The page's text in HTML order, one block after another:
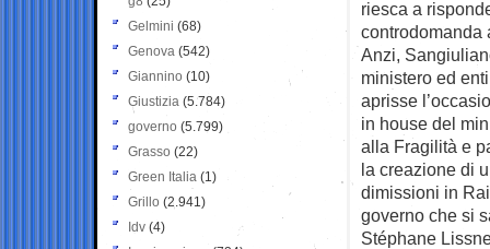
riesca a
controdomanda
Anzi,
ministero ed
aprisse
in house del
alla Fragilità e
la creazione di
dimissioni in
governo che si
Stéphane
Gelmini (68)
Genova (542)
Giannino (10)
Giustizia (5.784)
governo (5.799)
Grasso (22)
Green Italia (1)
Grillo (2.941)
Idv (4)